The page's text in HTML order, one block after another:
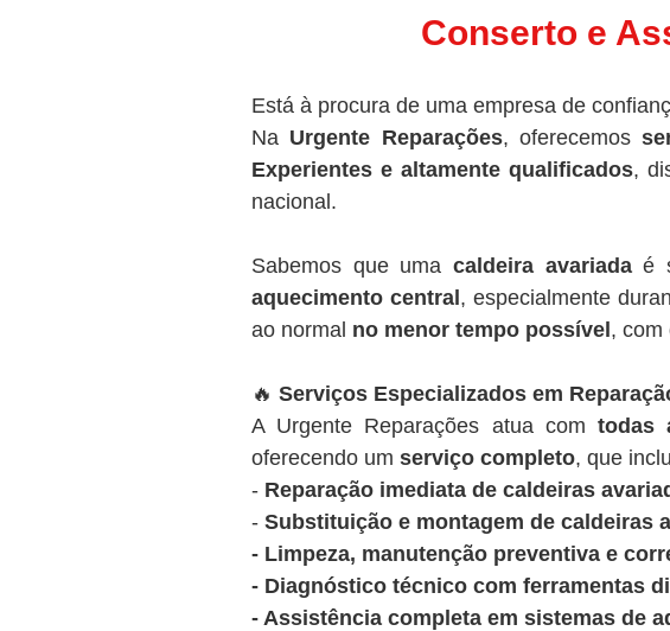
Conserto e
Está à procura de uma empresa de
Na Urgente Reparações, oferecemos
Experientes e altamente qualificados,
nacional.
Sabemos que uma caldeira avariadaé
aquecimento central , especialmente
ao normal no menor tempo possível , com
🔥 Serviços Especializados em
A Urgente Reparações atua com todas
oferecendo um serviço completo, que
- Reparação imediata de caldeiras
- Substituição e montagem de caldeiras
- Limpeza, manutenção preventiva e
- Diagnóstico técnico com ferramentas
- Assistência completa em sistemas de